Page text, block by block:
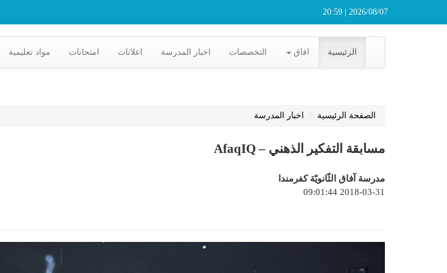
2026/08/07 | 20:59
الرئيسية افاق التخصصات اخبار المدرسة اعلاتات امتحانات مواد تعليمية
الصفحة الرئيسية اخبار المدرسة
مسابقة التفكير الذهني – AfaqIQ
مدرسة آفاق الثّانويّة كفرمندا
2018-03-31 09:01:44